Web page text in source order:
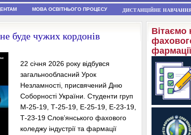
МОВА ОСВІТНЬОГО ПРОЦЕСУ ДИСТАНЦІЙНЕ
буде чужих кордонів
22 січня 2026 року відбувся
загальнообласний Урок
Незламності, присвячений Дню
Соборності України. Студенти груп
М-25-19, Т-25-19, Е-25-19, Е-23-19,
Т-23-19 Слов’янського фахового
коледжу індустрії та фармації
Вітаємо